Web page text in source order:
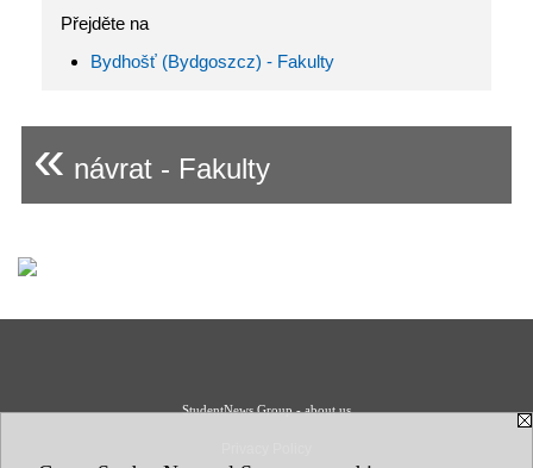
Přejděte na
Bydhošť (Bydgoszcz) - Fakulty
« návrat - Fakulty
StudentNews Group - about us